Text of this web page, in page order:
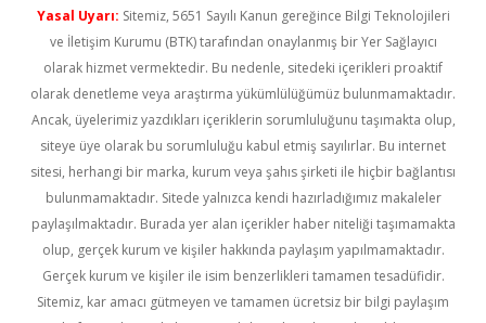
Yasal Uyarı: Sitemiz, 5651 Sayılı Kanun gereğince Bilgi Teknolojileri
ve İletişim Kurumu (BTK) tarafından onaylanmış bir Yer Sağlayıcı
olarak hizmet vermektedir. Bu nedenle, sitedeki içerikleri proaktif
olarak denetleme veya araştırma yükümlülüğümüz bulunmamaktadır.
Ancak, üyelerimiz yazdıkları içeriklerin sorumluluğunu taşımakta olup,
siteye üye olarak bu sorumluluğu kabul etmiş sayılırlar. Bu internet
sitesi, herhangi bir marka, kurum veya şahıs şirketi ile hiçbir bağlantısı
bulunmamaktadır. Sitede yalnızca kendi hazırladığımız makaleler
paylaşılmaktadır. Burada yer alan içerikler haber niteliği taşımamakta
olup, gerçek kurum ve kişiler hakkında paylaşım yapılmamaktadır.
Gerçek kurum ve kişiler ile isim benzerlikleri tamamen tesadüfidir.
Sitemiz, kar amacı gütmeyen ve tamamen ücretsiz bir bilgi paylaşım